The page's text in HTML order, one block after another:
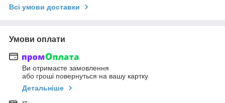
Всі умови доставки
Умови оплати
Ви отримаєте замовлення
або гроші повернуться на вашу картку
Детальніше